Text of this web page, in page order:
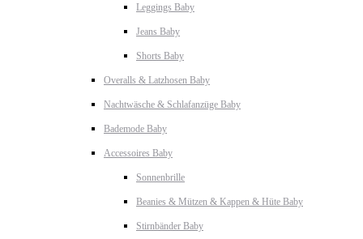
Leggings Baby
Jeans Baby
Shorts Baby
Overalls & Latzhosen Baby
Nachtwäsche & Schlafanzüge Baby
Bademode Baby
Accessoires Baby
Sonnenbrille
Beanies & Mützen & Kappen & Hüte Baby
Stirnbänder Baby